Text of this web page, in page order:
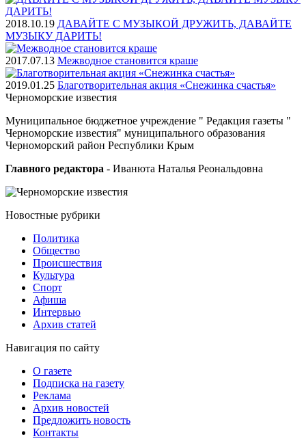
2018.10.19 ДАВАЙТЕ С МУЗЫКОЙ ДРУЖИТЬ, ДАВАЙТЕ
МУЗЫКУ ДАРИТЬ!
2017.07.13 Межводное становится краше
2019.01.25 Благотворительная акция «Снежинка счастья»
Черноморские известия
Муниципальное бюджетное учреждение " Редакция газеты "
Черноморские известия" муниципального образования
Черноморский район Республики Крым
Главного редактора - Иванюта Наталья Реональдовна
Новостные рубрики
Политика
Общество
Проиcшествия
Культура
Спорт
Афиша
Интервью
Архив статей
Навигация по сайту
О газете
Подписка на газету
Реклама
Архив новостей
Предложить новость
Контакты